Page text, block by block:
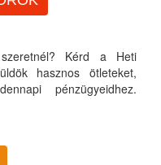
Kérd a Heti
hasznos ötleteket,
pénzügyeidhez.